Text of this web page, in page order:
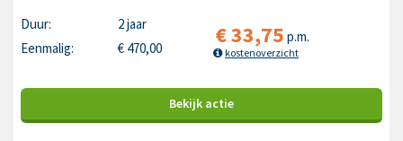
Duur:
2 jaar
Eenmalig:
€ 470,00 €33,75 p.m.
kostenoverzicht
Bekijk actie